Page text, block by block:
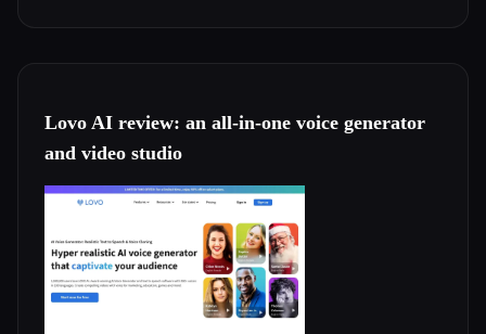
Lovo AI review: an all-in-one voice generator
and video studio